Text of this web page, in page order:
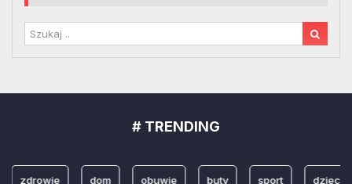
# TRENDING
zdrowie dom obuwie buty sport dzieci